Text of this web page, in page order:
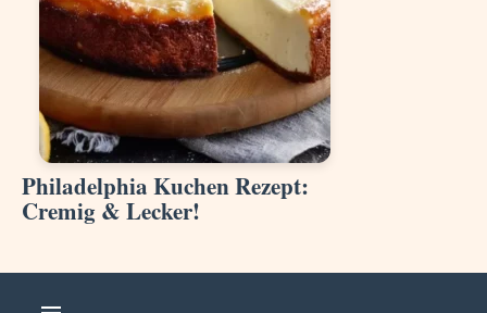
Philadelphia Kuchen Rezept:
Cremig & Lecker!